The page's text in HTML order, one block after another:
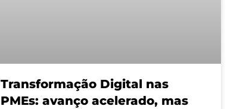
Transformação Digital nas
PMEs: avanço acelerado, mas